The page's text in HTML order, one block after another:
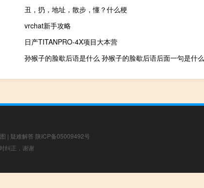
丑，扔，地址，散步，懂？什么梗
vrchat新手攻略
日产TITANPRO-4X项目大本营
孙猴子的脸歇后语是什么 孙猴子的脸歇后语后面一句是什么
| 疑难解答 陕ICP备05009492号
纠正，谢谢